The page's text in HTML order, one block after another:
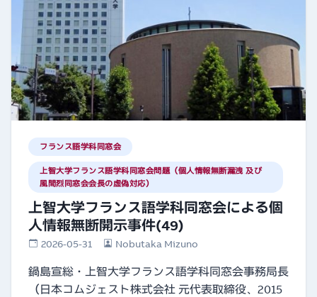
フランス語学科同窓会
上智大学フランス語学科同窓会問題（個人情報無断漏洩 及び
風間烈同窓会会長の虚偽対応）
上智大学フランス語学科同窓会による個
人情報無断開示事件(49)
2026-05-31 Nobutaka Mizuno
鍋島宣総・上智大学フランス語学科同窓会事務局長
（日本コムジェスト株式会社 元代表取締役、2015